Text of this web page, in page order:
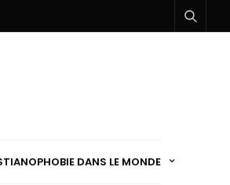
DANS LE MONDE